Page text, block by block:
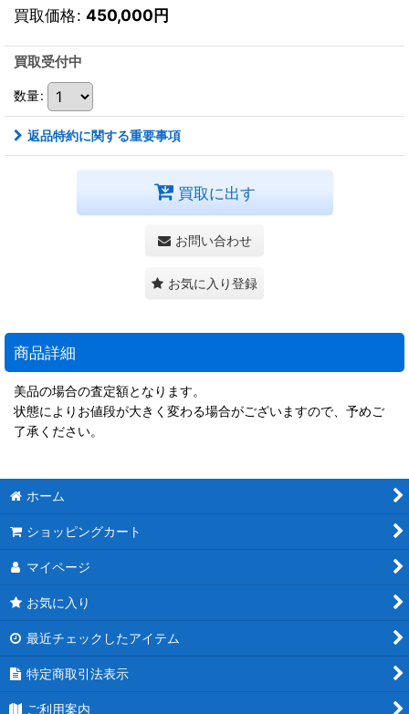
買取価格: 450,000円
買取受付中
数量:
返品特約に関する重要事項
買取に出す
お問い合わせ
お気に入り登録
商品詳細
美品の場合の査定額となります。
状態によりお値段が大きく変わる場合がございますので、予めご
了承ください。
ホーム
ショッピングカート
マイページ
お気に入り
最近チェックしたアイテム
特定商取引法表示
ご利用案内